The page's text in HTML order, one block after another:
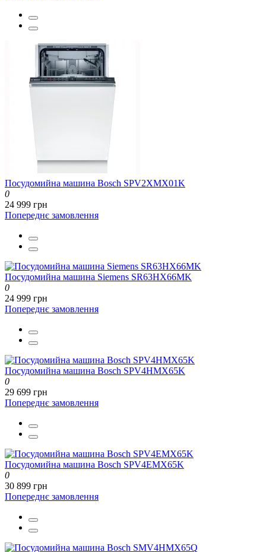
Посудомийна машина Bosch SPV2XMX01K
0
24 999 грн
Попереднє замовлення
Посудомийна машина Siemens SR63HX66MK
0
24 999 грн
Попереднє замовлення
Посудомийна машина Bosch SPV4HMX65K
0
29 699 грн
Попереднє замовлення
Посудомийна машина Bosch SPV4EMX65K
0
30 899 грн
Попереднє замовлення